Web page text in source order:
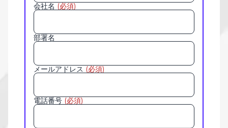
会社名 (必須)
部署名
メールアドレス (必須)
電話番号 (必須)